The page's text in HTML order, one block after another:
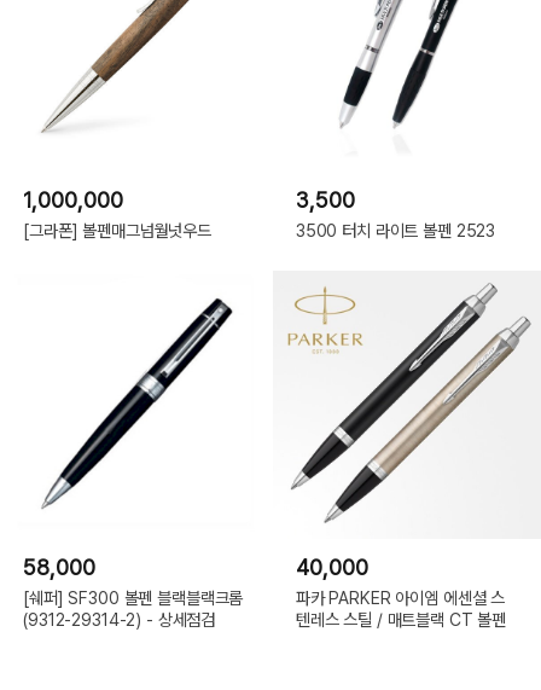
1,000,000
[그라폰] 볼펜매그넘월넛우드
3,500
3500 터치 라이트 볼펜 2523
58,000
[쉐퍼] SF300 볼펜 블랙블랙크롬
(9312-29314-2) - 상세점검
40,000
파카 PARKER 아이엠 에센셜 스
텐레스 스틸 / 매트블랙 CT 볼펜